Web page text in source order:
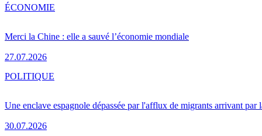
Merci la Chine : elle a sauvé l’économie mondiale
27.07.2026
ÉCONOMIE
Une enclave espagnole dépassée par l'afflux de migrants arrivant par
30.07.2026
POLITIQUE